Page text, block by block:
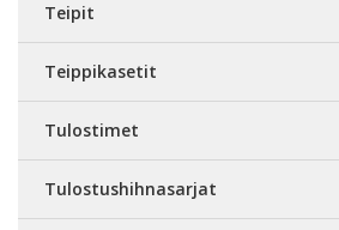
Teipit
Teippikasetit
Tulostimet
Tulostushihnasarjat